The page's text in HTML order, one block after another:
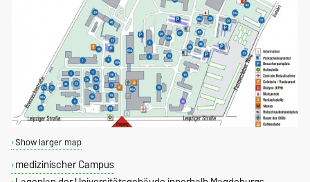
Show larger map
medizinischer Campus